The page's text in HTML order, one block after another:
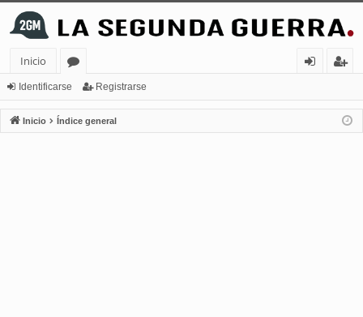
Inicio
or
os
nt
ifi
ist
ra
Identificarse Registrarse
Inicio Índice general